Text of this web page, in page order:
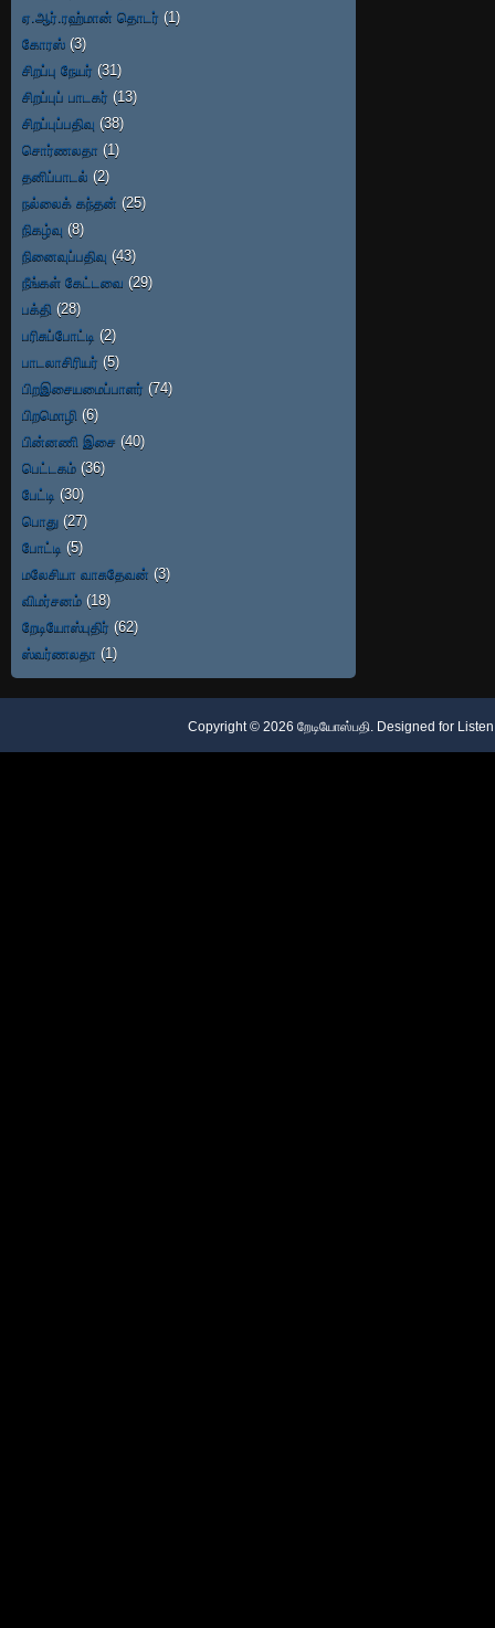
ஏ.ஆர்.ரஹ்மான் தொடர் (1)
கோரஸ் (3)
சிறப்பு நேயர் (31)
சிறப்புப் பாடகர் (13)
சிறப்புப்பதிவு (38)
சொர்ணலதா (1)
தனிப்பாடல் (2)
நல்லைக் கந்தன் (25)
நிகழ்வு (8)
நினைவுப்பதிவு (43)
நீங்கள் கேட்டவை (29)
பக்தி (28)
பரிசுப்போட்டி (2)
பாடலாசிரியர் (5)
பிறஇசையமைப்பாளர் (74)
பிறமொழி (6)
பின்னணி இசை (40)
பெட்டகம் (36)
பேட்டி (30)
பொது (27)
போட்டி (5)
மலேசியா வாசுதேவன் (3)
விமர்சனம் (18)
றேடியோஸ்புதிர் (62)
ஸ்வர்ணலதா (1)
Copyright © 2026 றேடியோஸ்பதி . Designed for